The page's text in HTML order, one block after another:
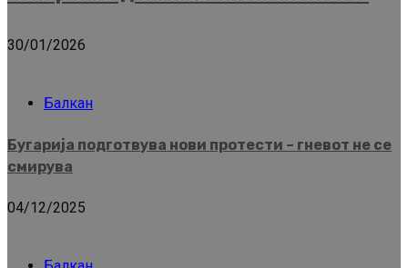
30/01/2026
Балкан
Бугарија подготвува нови протести – гневот не се
смирува
04/12/2025